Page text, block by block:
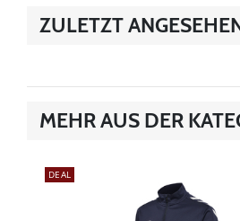
ZULETZT
MEHR AUS DER
DEAL